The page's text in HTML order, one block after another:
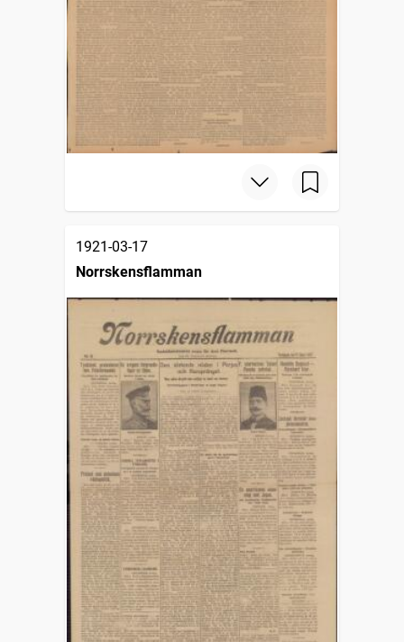
1921-03-17
Norrskensflamman